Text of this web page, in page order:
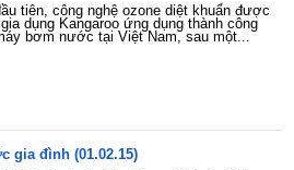
tiên, công nghệ ozone diệt khuẩn được
gia dụng Kangaroo ứng dụng thành công
bơm nước tại Việt Nam, sau một...
gia đình (01.02.15)